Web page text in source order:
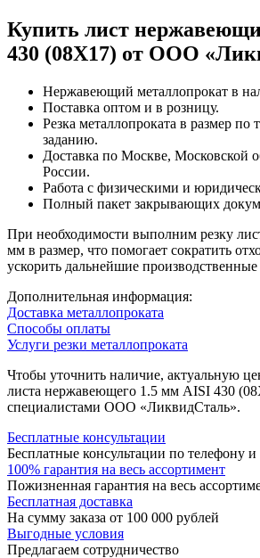
Купить лист
430 (08Х17) от ООО
Нержавеющий металлопрокат в
Поставка оптом и в розницу.
Резка металлопроката в размер по
заданию.
Доставка по Москве, Московской
России.
Работа с физическими и
Полный пакет закрывающих
При необходимости выполним резку
мм в размер, что помогает сократить
ускорить дальнейшие
Дополнительная информация:
Доставка металлопроката
Способы оплаты
Услуги резки металлопроката
Чтобы уточнить наличие, актуальную
листа нержавеющего 1.5 мм AISI 430
специалистами ООО «ЛиквидСталь».
Бесплатные консультации
Бесплатные консультации по телефону и
100% гарантия на весь ассортимент
Пожизненная гарантия на весь
Бесплатная доставка
На сумму заказа от 100 000 рублей
Выгодные условия
Предлагаем сотрудничество